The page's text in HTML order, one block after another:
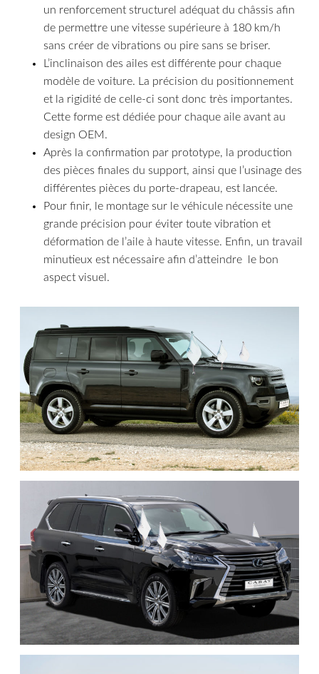
un renforcement structurel adéquat du châssis afin
de permettre une vitesse supérieure à 180 km/h
sans créer de vibrations ou pire sans se briser.
L’inclinaison des ailes est différente pour chaque
modèle de voiture. La précision du positionnement
et la rigidité de celle-ci sont donc très importantes.
Cette forme est dédiée pour chaque aile avant au
design OEM.
Après la confirmation par prototype, la production
des pièces finales du support, ainsi que l’usinage des
différentes pièces du porte-drapeau, est lancée.
Pour finir, le montage sur le véhicule nécessite une
grande précision pour éviter toute vibration et
déformation de l’aile à haute vitesse. Enfin, un travail
minutieux est nécessaire afin d’atteindre le bon
aspect visuel.